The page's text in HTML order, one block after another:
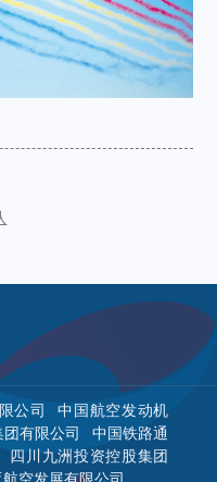
公司
中国航空发动机
有限公司
中国铁路通
四川九洲投资控股集团
空发展有限公司